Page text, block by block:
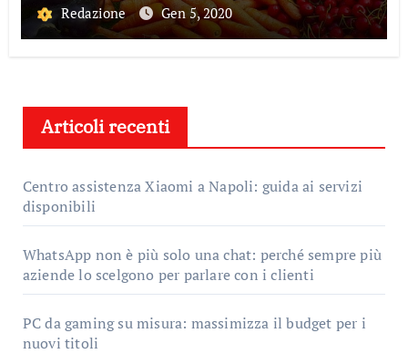
Redazione Gen 5, 2020
Articoli recenti
Centro assistenza Xiaomi a Napoli: guida ai servizi
disponibili
WhatsApp non è più solo una chat: perché sempre più
aziende lo scelgono per parlare con i clienti
PC da gaming su misura: massimizza il budget per i
nuovi titoli